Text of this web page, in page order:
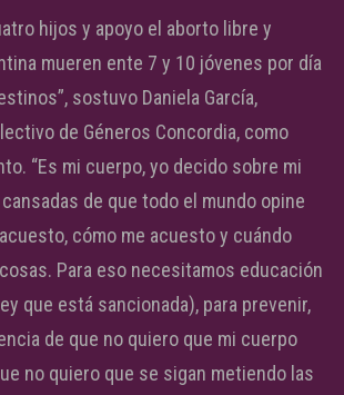
hijos y apoyo el aborto libre y
mueren ente 7 y 10 jóvenes por día
sostuvo Daniela García,
de Géneros Concordia, como
“Es mi cuerpo, yo decido sobre mi
de que todo el mundo opine
cómo me acuesto y cuándo
Para eso necesitamos educación
que está sancionada), para prevenir,
de que no quiero que mi cuerpo
no quiero que se sigan metiendo las